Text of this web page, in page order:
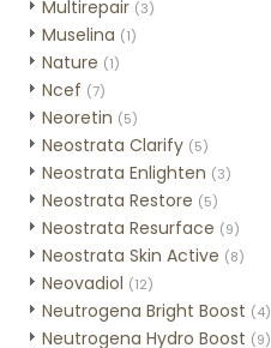
Multirepair (3)
Muselina (1)
Nature (1)
Ncef (7)
Neoretin (5)
Neostrata Clarify (5)
Neostrata Enlighten (3)
Neostrata Restore (5)
Neostrata Resurface (9)
Neostrata Skin Active (8)
Neovadiol (12)
Neutrogena Bright Boost (4)
Neutrogena Hydro Boost (9)